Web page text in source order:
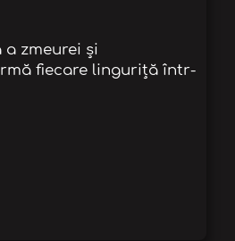
zmeurei și
fiecare linguriță într-